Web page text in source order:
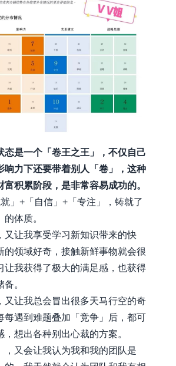
态是一个「卷王之王」，不仅自己
响力下还要带着别人「卷」，这种
积累阶段，是非常容易成功的。
就」+「自信」+「专注」，铸就了
体质。
又让我享受学习新知识带来的快
的领域好奇，接触新鲜事物就会很
让我获得了极大的满足感，也获得
。
又让我总会冒出很多天马行空的奇
每遇到难题叠加「竞争」后，都可
，想出各种别出心裁的方案。
，又会让我认为我和我的团队是